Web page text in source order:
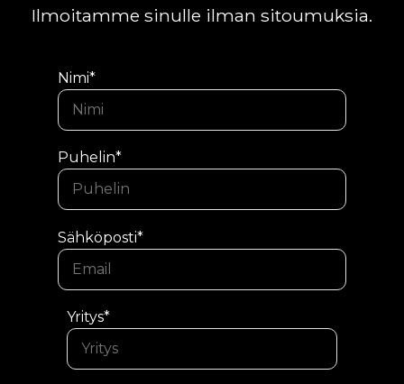
Ilmoitamme sinulle ilman sitoumuksia.
Nimi*
Puhelin*
Sähköposti*
Yritys*